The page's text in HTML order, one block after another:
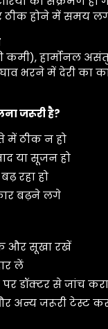
होने में समय
कमी), हार्मोनल
भरने में देरी का
जरूरी है?
में ठीक न हो
या सूजन हो
रहा हो
बढ़ने लगे
और सूखा रखें
लें
डॉक्टर से जांच
अन्य जरूरी टेस्ट